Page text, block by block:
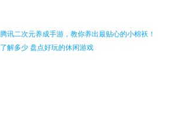
讯二次元养成手游，教你养出最贴心的小棉袄！
解多少 盘点好玩的休闲游戏